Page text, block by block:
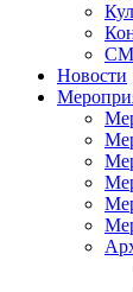
Новости